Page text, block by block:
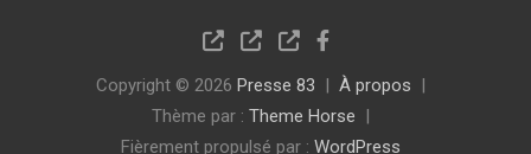
Copyright © 2026 Presse 83
À propos
Thème par : Theme Horse
Fièrement propulsé par : WordPress